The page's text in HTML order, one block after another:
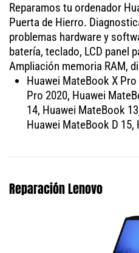
Reparamos tu ordenador
Puerta de Hierro.
problemas hardware y
batería, teclado, LCD panel
Ampliación memoria RAM,
Huawei MateBook X
Pro 2020, Huawei
14, Huawei MateBook
Huawei MateBook D
Reparación Lenovo